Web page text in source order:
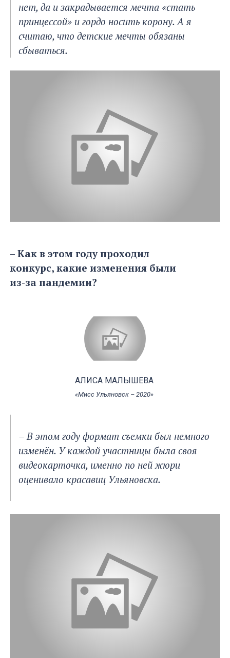
нет, да и закрадывается мечта «стать
принцессой» и гордо носить корону. А я
считаю, что детские мечты обязаны
сбываться.
– Как в этом году проходил
конкурс, какие изменения были
из-за пандемии?
АЛИСА МАЛЫШЕВА
«Мисс Ульяновск – 2020»
– В этом году формат съемки был немного
изменён. У каждой участницы была своя
видеокарточка, именно по ней жюри
оценивало красавиц Ульяновска.